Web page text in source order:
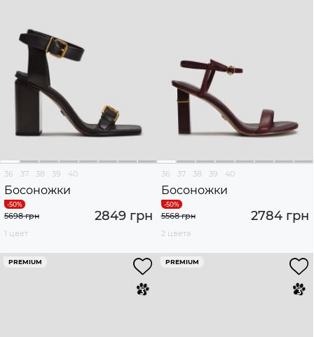
36 37 38 39 40
Босоножки
2849 грн
5698 грн
1 цвет
36 37 38 39 40
Босоножки
2784 грн
5568 грн
2 цвета
PREMIUM PREMIUM